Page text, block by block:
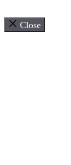
Close